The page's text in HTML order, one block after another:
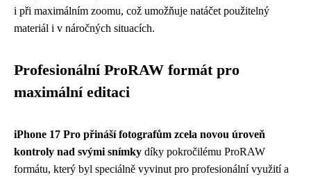
i při maximálním zoomu, což umožňuje natáčet použitelný
materiál i v náročných situacích.
Profesionální ProRAW formát pro
maximální editaci
iPhone 17 Pro přináší fotografům zcela novou úroveň
kontroly nad svými snímky díky pokročilému ProRAW
formátu, který byl speciálně vyvinut pro profesionální využití a